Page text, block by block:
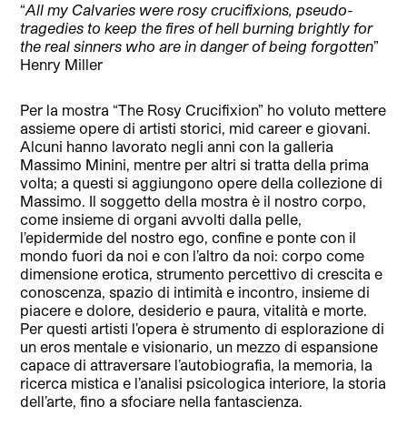
“All my Calvaries were rosy crucifixions, pseudo-
tragedies to keep the fires of hell burning brightly for
the real sinners who are in danger of being forgotten”
Henry Miller
Per la mostra “The Rosy Crucifixion” ho voluto mettere
assieme opere di artisti storici, mid career e giovani.
Alcuni hanno lavorato negli anni con la galleria
Massimo Minini, mentre per altri si tratta della prima
volta; a questi si aggiungono opere della collezione di
Massimo. Il soggetto della mostra è il nostro corpo,
come insieme di organi avvolti dalla pelle,
l’epidermide del nostro ego, confine e ponte con il
mondo fuori da noi e con l’altro da noi: corpo come
dimensione erotica, strumento percettivo di crescita e
conoscenza, spazio di intimità e incontro, insieme di
piacere e dolore, desiderio e paura, vitalità e morte.
Per questi artisti l’opera è strumento di esplorazione di
un eros mentale e visionario, un mezzo di espansione
capace di attraversare l’autobiografia, la memoria, la
ricerca mistica e l’analisi psicologica interiore, la storia
dell’arte, fino a sfociare nella fantascienza.